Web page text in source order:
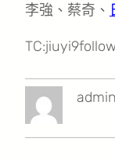
李強、蔡奇、
admin